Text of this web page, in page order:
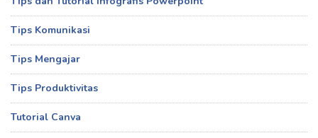
Tips Komunikasi
Tips Mengajar
Tips Produktivitas
Tutorial Canva